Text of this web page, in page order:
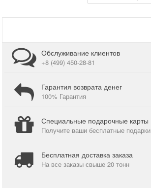
Обслуживание клиентов
+8 (499) 450-28-81
Гарантия возврата денег
100% Гарантия
Специальные подарочные карты
Получите ваши бесплатные подарки
Бесплатная доставка заказа
На все заказы свыше 20 тонн